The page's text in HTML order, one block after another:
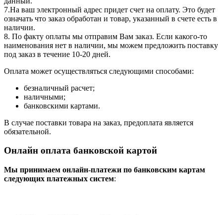
7.На ваш электронный адрес придет счет на оплату. Это будет
означать что заказ обработан и товар, указанный в счете есть в
наличии.
8. По факту оплаты мы отправим Вам заказ. Если какого-то
наименования нет в наличии, мы можем предложить поставку
под заказ в течение 10-20 дней.
Оплата может осуществляться следующими способами:
безналичный расчет;
наличными;
банковскими картами.
В случае поставки товара на заказ, предоплата является
обязательной.
Онлайн оплата банковской картой
Мы принимаем онлайн-платежи по банковским картам
cледующих платежных систем: